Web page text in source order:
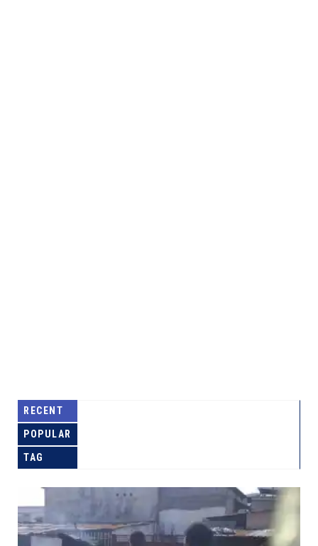
RECENT
POPULAR
TAG